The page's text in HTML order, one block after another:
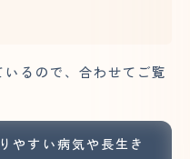
るので、合わせてご覧
やすい病気や長生き